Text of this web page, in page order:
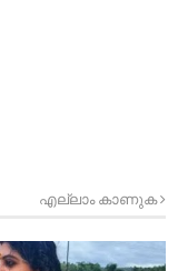
എല്ലാം കാണുക